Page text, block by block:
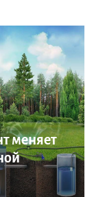
меняет